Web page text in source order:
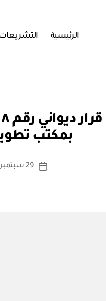
الرئيسية التشريعات
بمكتب
تاريخ
29 سبتمبر 1999